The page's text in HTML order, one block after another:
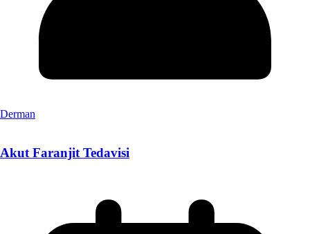
Derman
Akut Faranjit Tedavisi